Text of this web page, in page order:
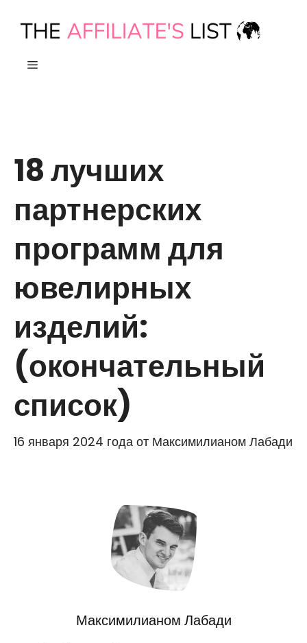
МЕНЮ
18 лучших
партнерских
программ для
ювелирных
изделий:
(окончательный
список)
16 января 2024 года от Максимилианом Лабади
Максимилианом Лабади